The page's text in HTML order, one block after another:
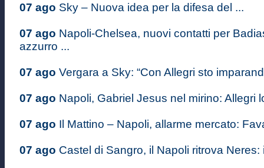
07 ago Sky – Nuova idea per la difesa del ...
07 ago Napoli-Chelsea, nuovi contatti per
azzurro ...
07 ago Vergara a Sky: “Con Allegri sto
07 ago Napoli, Gabriel Jesus nel mirino: Allegri
07 ago Il Mattino – Napoli, allarme mercato:
07 ago Castel di Sangro, il Napoli ritrova Neres: